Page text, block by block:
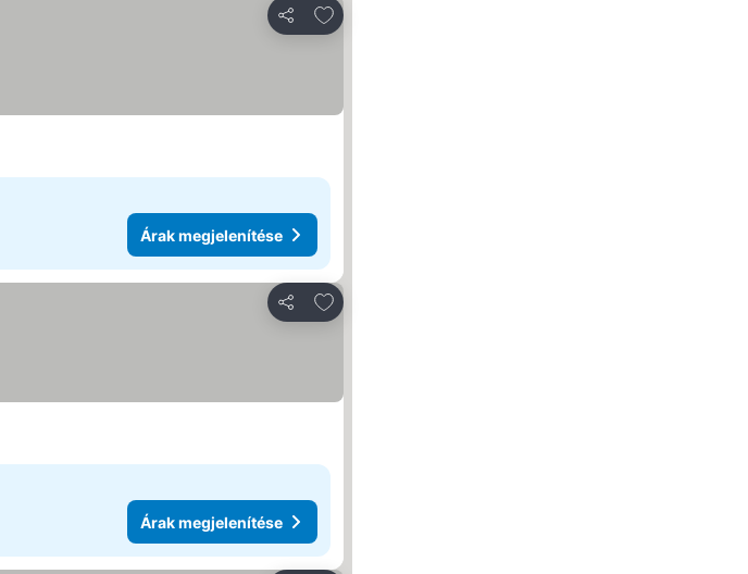
Megosztás
Hozzáadás a kedvencekhez
Árak megjelenítése
Megosztás
Hozzáadás a kedvencekhez
Árak megjelenítése